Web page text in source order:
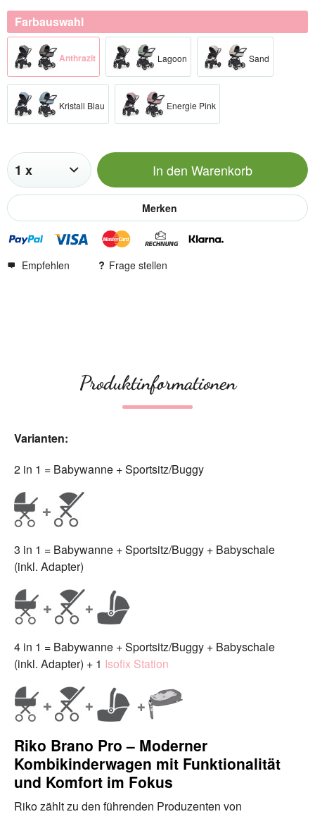
Farbauswahl
Anthrazit Lagoon Sand
Kristall Blau Energie Pink
In den Warenkorb
Merken
Empfehlen Frage stellen
Produktinformationen
Varianten:
2 in 1 = Babywanne + Sportsitz/Buggy
3 in 1 = Babywanne + Sportsitz/Buggy + Babyschale
(inkl. Adapter)
4 in 1 = Babywanne + Sportsitz/Buggy + Babyschale
(inkl. Adapter) + 1 Isofix Station
Riko Brano Pro – Moderner
Kombikinderwagen mit Funktionalität
und Komfort im Fokus
Riko zählt zu den führenden Produzenten von